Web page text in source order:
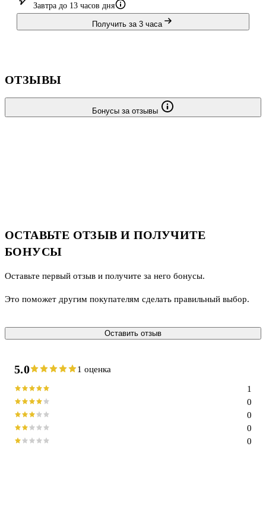
Завтра до 13 часов дня
Получить за 3 часа
ОТЗЫВЫ
Бонусы за отзывы
ОСТАВЬТЕ ОТЗЫВ И ПОЛУЧИТЕ
БОНУСЫ
Оставьте первый отзыв и получите за него бонусы.
Это поможет другим покупателям сделать правильный выбор.
Оставить отзыв
5.0 1 оценка
0
0
0
0
1